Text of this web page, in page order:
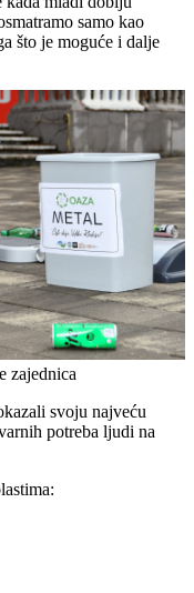
samo kao
što je moguće i dalje
zajednica
svoju najveću
potreba ljudi na